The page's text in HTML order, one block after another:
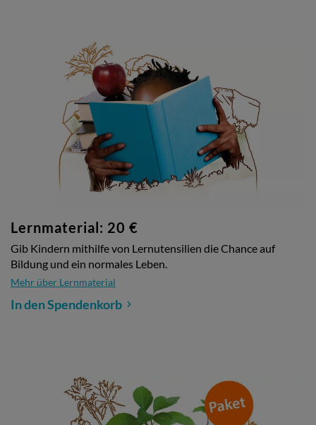
Lernmaterial: 20 €
Gib Kindern mithilfe von Lernutensilien die Chance auf
Bildung und ein normales Leben.
Mehr über Lernmaterial
In den Spendenkorb